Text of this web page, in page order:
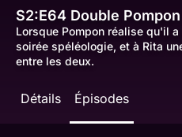
S2:E64 Double Pompon
Lorsque Pompon réalise qu'il
soirée spéléologie, et à Rita
entre les deux.
Détails Épisodes